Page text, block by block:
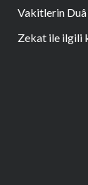
Vakitlerin
Zekat ile ilgili